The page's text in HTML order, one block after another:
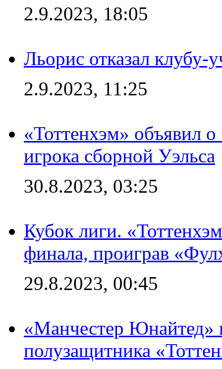
2.9.2023, 18:05
Льорис отказал клубу-
2.9.2023, 11:25
«Тоттенхэм» объявил
игрока сборной Уэльса
30.8.2023, 03:25
Кубок лиги.
финала, проиграв
29.8.2023, 00:45
«Манчестер Юнайтед»
полузащитника